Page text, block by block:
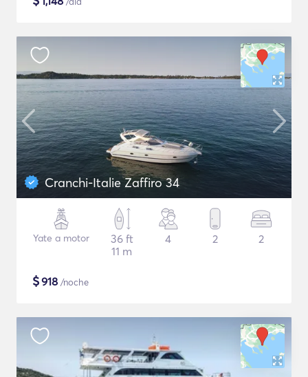
Cranchi-Italie Zaffiro 34
Yate a motor
36 ft
11 m
4 2 2
$918 /noche